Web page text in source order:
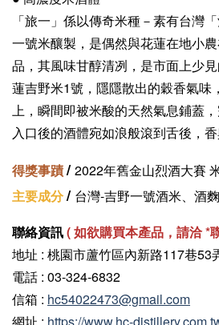
「旅一」係以傳奇米種－素有台灣
一號米釀製，是偶然與花蓮在地小
品，其風味甘醇清冽，是市面上少
蓮吉野米1號，隱隱散出的穀香氣味
上，瞬間即被米酸的天然氣息鋪蓋
入口後的酒體宛如浪般滾到舌後，香
得獎事蹟/2022年舊金山烈酒大賽
主要成分/ 台灣-吉野一號酒米、酒
聯絡資訊(如欲購買本產品，請洽 *
地址 : 桃園市蘆竹區內新路117巷53
電話 : 03-324-6832
信箱 : hc54022473@gmail.com
網址 : https://www.hc-